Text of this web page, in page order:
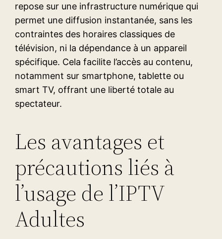
repose sur une infrastructure numérique qui
permet une diffusion instantanée, sans les
contraintes des horaires classiques de
télévision, ni la dépendance à un appareil
spécifique. Cela facilite l’accès au contenu,
notamment sur smartphone, tablette ou
smart TV, offrant une liberté totale au
spectateur.
Les avantages et
précautions liés à
l’usage de l’IPTV
Adultes